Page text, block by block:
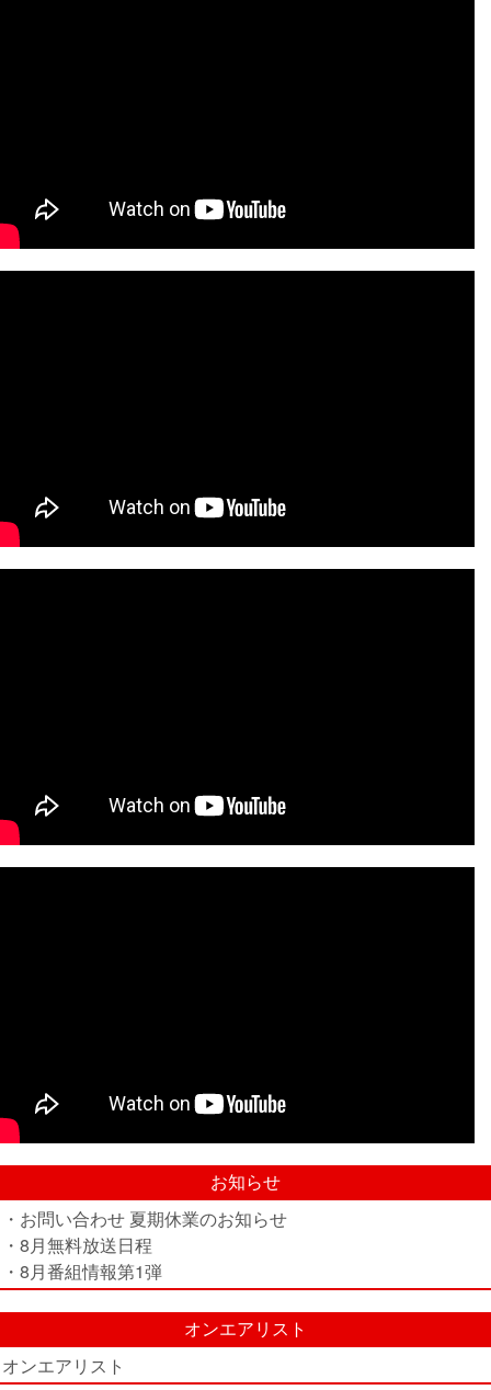
お知らせ
・お問い合わせ 夏期休業のお知らせ
・8月無料放送日程
・8月番組情報第1弾
オンエアリスト
オンエアリスト